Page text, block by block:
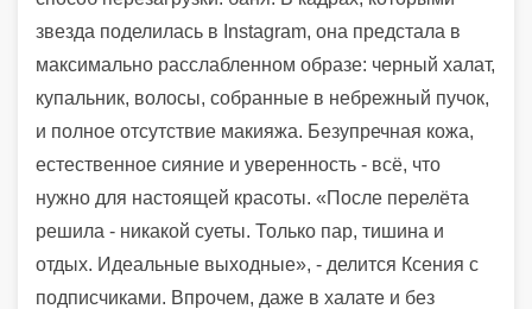
звезда поделилась в Instagram, она предстала в
максимально расслабленном образе: черный халат,
купальник, волосы, собранные в небрежный пучок,
и полное отсутствие макияжа. Безупречная кожа,
естественное сияние и уверенность - всё, что
нужно для настоящей красоты. «После перелёта
решила - никакой суеты. Только пар, тишина и
отдых. Идеальные выходные», - делится Ксения с
подписчиками. Впрочем, даже в халате и без